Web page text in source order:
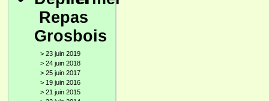
Repas
Grosbois
> 23 juin 2019
> 24 juin 2018
> 25 juin 2017
> 19 juin 2016
> 21 juin 2015